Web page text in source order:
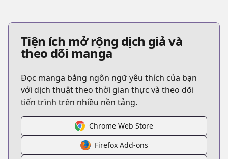
Tiện ích mở rộng dịch giả và
theo dõi manga
Đọc manga bằng ngôn ngữ yêu thích của bạn
với dịch thuật theo thời gian thực và theo dõi
tiến trình trên nhiều nền tảng.
Chrome Web Store
Firefox Add-ons